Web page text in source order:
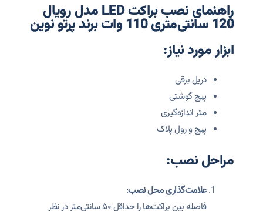
راهنمای نصب براکت LED مدل رویال
120 سانتی‌متری 110 وات برند پرتو نوین
ابزار مورد نیاز:
دریل برقی
پیچ گوشتی
متر اندازه‌گیری
پیچ و رول پلاک
مراحل نصب:
علامت‌گذاری محل نصب:
فاصله بین براکت‌ها را حداقل ۵۰ سانتی‌متر در نظر